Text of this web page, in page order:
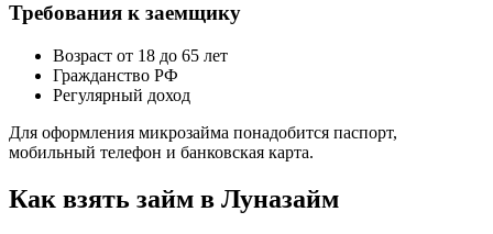
Требования к заемщику
Возраст от 18 до 65 лет
Гражданство РФ
Регулярный доход
Для оформления микрозайма понадобится паспорт,
мобильный телефон и банковская карта.
Как взять займ в Луназайм